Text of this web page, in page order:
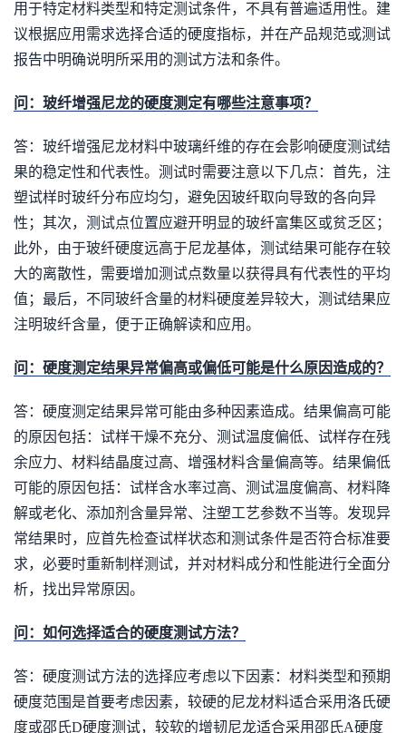
用于特定材料类型和特定测试条件，不具有普遍适用性。建
议根据应用需求选择合适的硬度指标，并在产品规范或测试
报告中明确说明所采用的测试方法和条件。
问：玻纤增强尼龙的硬度测定有哪些注意事项？
答：玻纤增强尼龙材料中玻璃纤维的存在会影响硬度测试结
果的稳定性和代表性。测试时需要注意以下几点：首先，注
塑试样时玻纤分布应均匀，避免因玻纤取向导致的各向异
性；其次，测试点位置应避开明显的玻纤富集区或贫乏区；
此外，由于玻纤硬度远高于尼龙基体，测试结果可能存在较
大的离散性，需要增加测试点数量以获得具有代表性的平均
值；最后，不同玻纤含量的材料硬度差异较大，测试结果应
注明玻纤含量，便于正确解读和应用。
问：硬度测定结果异常偏高或偏低可能是什么原因造成的？
答：硬度测定结果异常可能由多种因素造成。结果偏高可能
的原因包括：试样干燥不充分、测试温度偏低、试样存在残
余应力、材料结晶度过高、增强材料含量偏高等。结果偏低
可能的原因包括：试样含水率过高、测试温度偏高、材料降
解或老化、添加剂含量异常、注塑工艺参数不当等。发现异
常结果时，应首先检查试样状态和测试条件是否符合标准要
求，必要时重新制样测试，并对材料成分和性能进行全面分
析，找出异常原因。
问：如何选择适合的硬度测试方法？
答：硬度测试方法的选择应考虑以下因素：材料类型和预期
硬度范围是首要考虑因素，较硬的尼龙材料适合采用洛氏硬
度或邵氏D硬度测试，较软的增韧尼龙适合采用邵氏A硬度